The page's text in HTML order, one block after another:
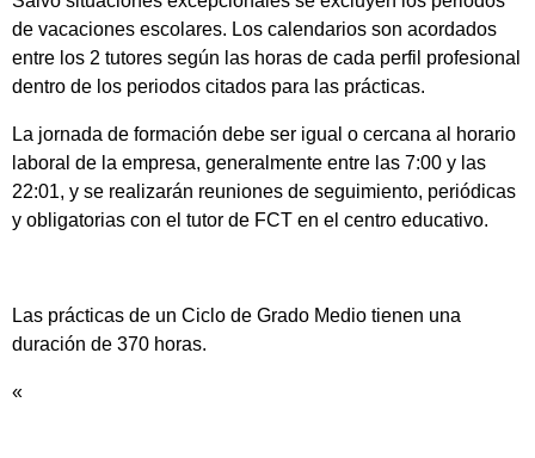
de vacaciones escolares. Los calendarios son acordados
entre los 2 tutores según las horas de cada perfil profesional
dentro de los periodos citados para las prácticas.
La jornada de formación debe ser igual o cercana al horario
laboral de la empresa, generalmente entre las 7:00 y las
22:01, y se realizarán reuniones de seguimiento, periódicas
y obligatorias con el tutor de FCT en el centro educativo.
Las prácticas de un Ciclo de Grado Medio tienen una
duración de 370 horas.
«